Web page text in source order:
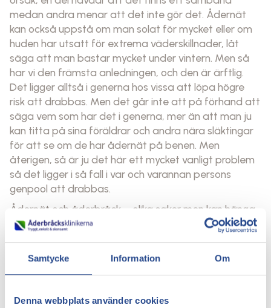
Samtycke Information Om
Denna webbplats använder cookies
medan andra menar att det inte gör det. Ådernät
kan också uppstå om man solat för mycket eller om
huden har utsatt för extrema väderskillnader, låt
säga att man bastar mycket under vintern. Men så
har vi den främsta anledningen, och den är ärftlig.
Det ligger alltså i generna hos vissa att löpa högre
risk att drabbas. Men det går inte att på förhand att
säga vem som har det i generna, mer än att man ju
kan titta på sina föräldrar och andra nära släktingar
för att se om de har ådernät på benen. Men
återigen, så är ju det här ett mycket vanligt problem
så det ligger i så fall i var och varannan persons
genpool att drabbas.
Ådernät och åderbråck – olika saker men kan hänga
ihop
Åderbråck kan orsaka problem för en, och med tiden
blir åderbråcken också värre. Därför ka man uppsöka
knepiga med åderbråck och ådernät är att de ibland